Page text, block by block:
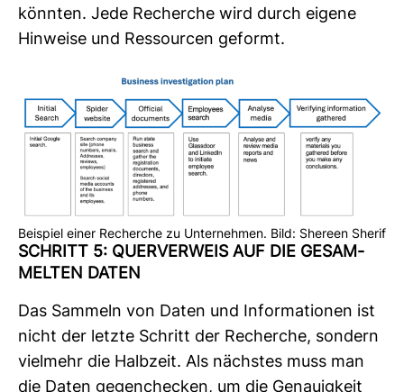
könnten. Jede Recherche wird durch eigene
Hin­weise und Res­sourcen geformt.
Beispiel einer Recherche zu Unternehmen. Bild: Shereen Sherif
SCHRITT 5: QUER­VER­WEIS AUF DIE GESAM­
MELTEN DATEN
Das Sam­meln von Daten und Infor­ma­tionen ist
nicht der letzte Schritt der Recherche, son­dern
viel­mehr die Halb­zeit. Als nächstes muss man
die Daten gegen­che­cken, um die Genau­ig­keit